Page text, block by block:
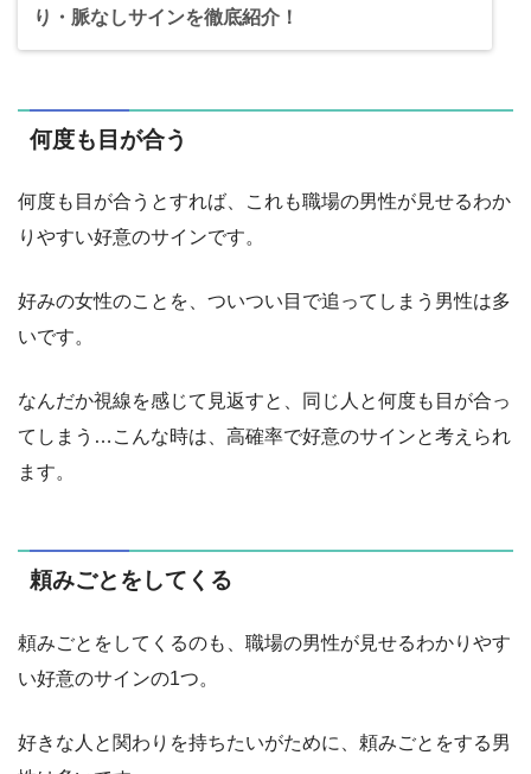
り・脈なしサインを徹底紹介！
何度も目が合う
何度も目が合うとすれば、これも職場の男性が見せるわか
りやすい好意のサインです。
好みの女性のことを、ついつい目で追ってしまう男性は多
いです。
なんだか視線を感じて見返すと、同じ人と何度も目が合っ
てしまう…こんな時は、高確率で好意のサインと考えられ
ます。
頼みごとをしてくる
頼みごとをしてくるのも、職場の男性が見せるわかりやす
い好意のサインの1つ。
好きな人と関わりを持ちたいがために、頼みごとをする男